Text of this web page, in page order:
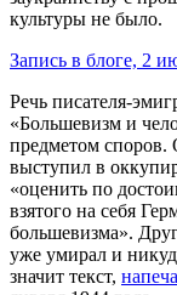
культуры не было.
Запись в блоге, 2
Речь писателя-
«Большевизм и
предметом споров.
выступил в
«оценить по
взятого на себя
большевизма».
уже умирал и
значит текст,